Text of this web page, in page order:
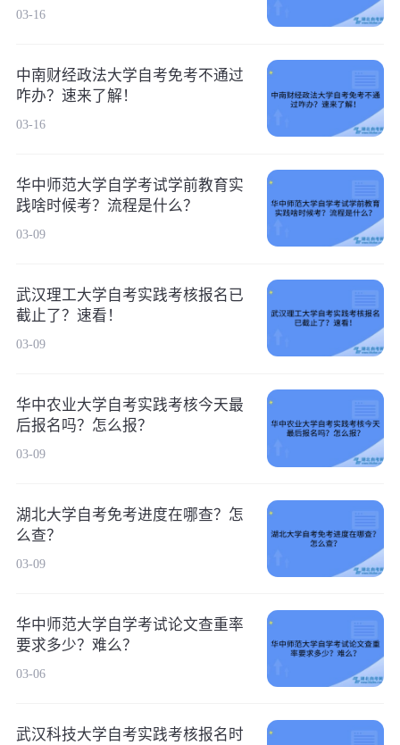
03-16
中南财经政法大学自考免考不通过
咋办？速来了解！
03-16
华中师范大学自学考试学前教育实
践啥时候考？流程是什么？
03-09
武汉理工大学自考实践考核报名已
截止了？速看！
03-09
华中农业大学自考实践考核今天最
后报名吗？怎么报？
03-09
湖北大学自考免考进度在哪查？怎
么查？
03-09
华中师范大学自学考试论文查重率
要求多少？难么？
03-06
武汉科技大学自考实践考核报名时